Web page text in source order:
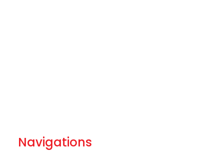
Navigations